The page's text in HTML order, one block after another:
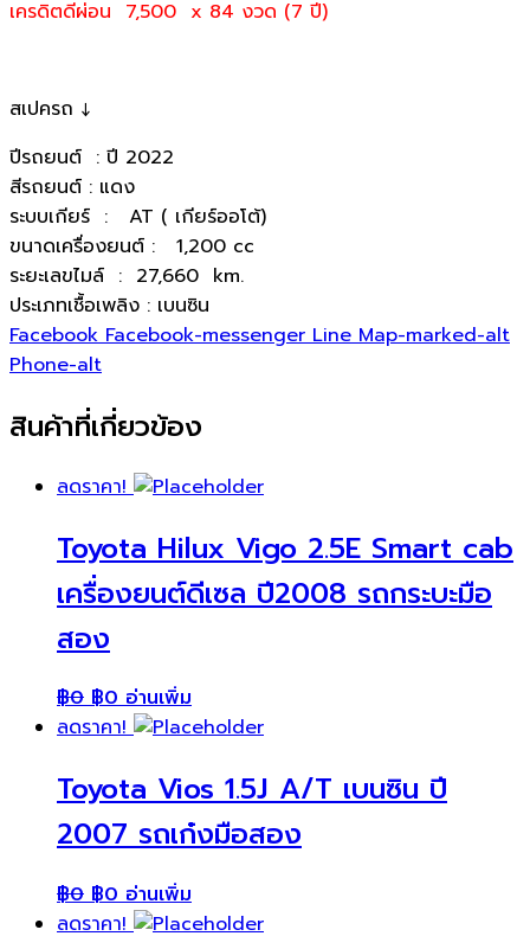
เครดิตดีผ่อน 7,500 x 84 งวด (7 ปี)
สเปครถ ↓
ปีรถยนต์ : ปี 2022
สีรถยนต์ : แดง
ระบบเกียร์ : AT ( เกียร์ออโต้)
ขนาดเครื่องยนต์ : 1,200 cc
ระยะเลขไมล์ : 27,660 km.
ประเภทเชื้อเพลิง : เบนซิน
Facebook Facebook-messenger Line Map-marked-alt
Phone-alt
สินค้าที่เกี่ยวข้อง
ลดราคา!
Toyota Hilux Vigo 2.5E Smart cab
เครื่องยนต์ดีเซล ปี2008 รถกระบะมือ
สอง
฿0 ฿0 อ่านเพิ่ม
ลดราคา!
Toyota Vios 1.5J A/T เบนซิน ปี
2007 รถเก๋งมือสอง
฿0 ฿0 อ่านเพิ่ม
ลดราคา!